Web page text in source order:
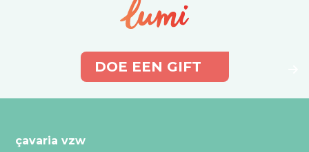
DOE EEN GIFT
çavaria vzw